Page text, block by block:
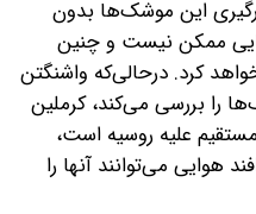
این موشک‌ها بدون
ممکن نیست و چنین
کرد. د‌رحالی‌که واشنگتن
را بررسی می‌کند، کرملین
علیه روسیه است،
هوایی می‌توانند آنها را